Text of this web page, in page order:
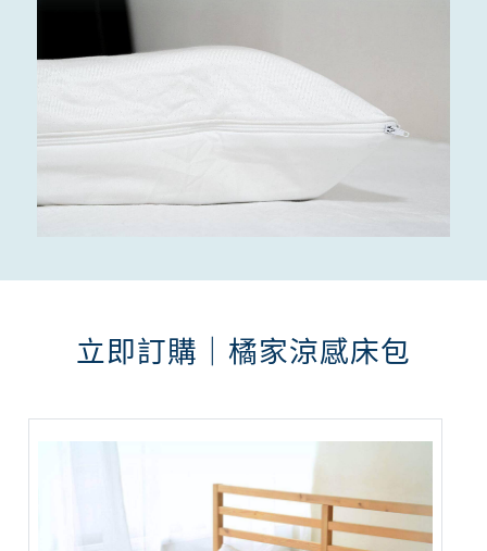
立即訂購｜橘家涼感床包